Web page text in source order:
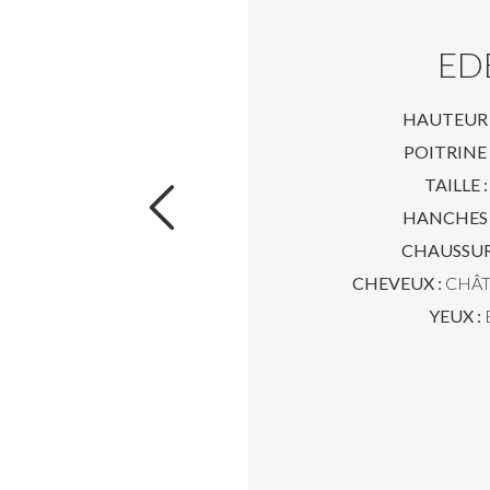
HAUTEUR
POITRINE
TAILLE :
HANCHES
CHEVEUX :
YEUX :